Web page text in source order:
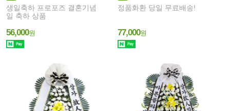
생일축하 프로포즈 결혼기념
일 축하 상품
56,000원
정품화환 당일 무료배송!
77,000원